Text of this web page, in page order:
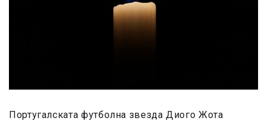
Португалската футболна звезда Диого Жота